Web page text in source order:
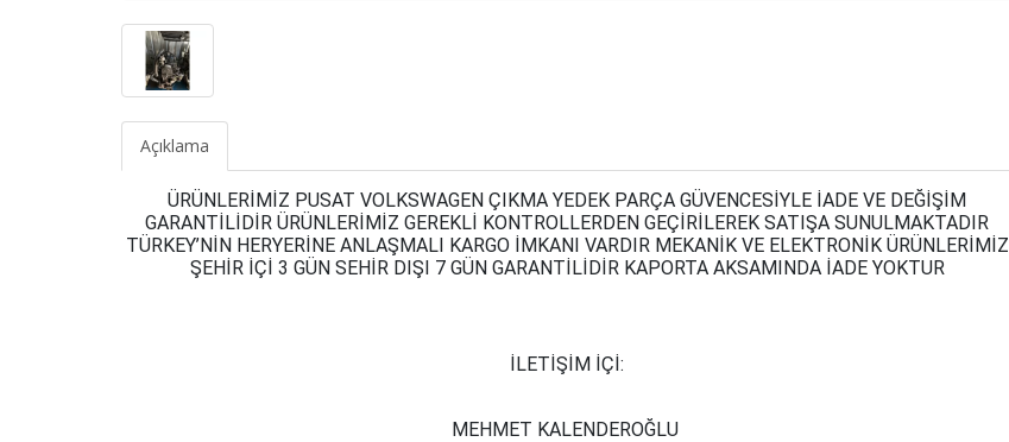
Açıklama
ÜRÜNLERİMİZ PUSAT VOLKSWAGEN ÇIKMA YEDEK PARÇA GÜVENCESİYLE İADE VE DEĞİŞİM
GARANTİLİDİR ÜRÜNLERİMİZ GEREKLİ KONTROLLERDEN GEÇİRİLEREK SATIŞA SUNULMAKTADIR
TÜRKEY’NİN HERYERİNE ANLAŞMALI KARGO İMKANI VARDIR MEKANİK VE ELEKTRONİK ÜRÜNLERİMİZ
ŞEHİR İÇİ 3 GÜN SEHİR DIŞI 7 GÜN GARANTİLİDİR KAPORTA AKSAMINDA İADE YOKTUR
İLETİŞİM İÇİ:
MEHMET KALENDEROĞLU